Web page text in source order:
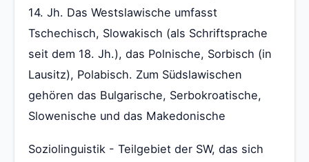
14. Jh. Das Westslawische umfasst
Tschechisch, Slowakisch (als Schriftsprache
seit dem 18. Jh.), das Polnische, Sorbisch (in
Lausitz), Polabisch. Zum Südslawischen
gehören das Bulgarische, Serbokroatische,
Slowenische und das Makedonische
Soziolinguistik - Teilgebiet der SW, das sich